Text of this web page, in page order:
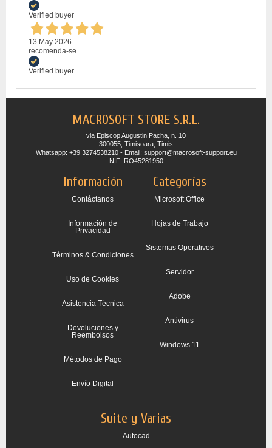
Verified buyer
13 May 2026
recomenda-se
Verified buyer
MACROSOFT STORE S.R.L.
via Episcop Augustin Pacha, n. 10
300055, Timisoara, Timis
Whatsapp: +39 3274538210 - Email: support@macrosoft-support.eu
NIF: RO45281950
Información
Contáctanos
Información de
Privacidad
Términos & Condiciones
Uso de Cookies
Asistencia Técnica
Devoluciones y
Reembolsos
Métodos de Pago
Envío Digital
Categorías
Microsoft Office
Hojas de Trabajo
Sistemas Operativos
Servidor
Adobe
Antivirus
Windows 11
Suite y Varias
Autocad